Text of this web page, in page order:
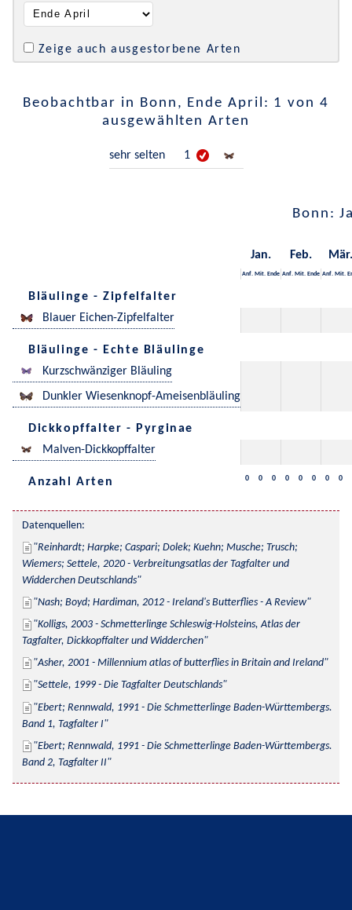
Zeige auch ausgestorbene Arten
Beobachtbar in Bonn, Ende April: 1 von 4
ausgewählten Arten
sehr selten 1
Bonn:
Jan. Feb. Mär.
Anf. Mit. Ende Anf. Mit. Ende Anf. Mit.
Bläulinge - Zipfelfalter
Blauer Eichen-Zipfelfalter
Bläulinge - Echte Bläulinge
Kurzschwänziger Bläuling
Dunkler Wiesenknopf-Ameisenbläuling
Dickkopffalter - Pyrginae
Malven-Dickkopffalter
Anzahl Arten 0 0 0 0 0 0 0 0
Datenquellen:
Reinhardt; Harpke; Caspari; Dolek; Kuehn; Musche; Trusch;
Wiemers; Settele, 2020 - Verbreitungsatlas der Tagfalter und
Widderchen Deutschlands
Nash; Boyd; Hardiman, 2012 - Ireland's Butterflies - A Review
Kolligs, 2003 - Schmetterlinge Schleswig-Holsteins, Atlas der
Tagfalter, Dickkopffalter und Widderchen
Asher, 2001 - Millennium atlas of butterflies in Britain and Ireland
Settele, 1999 - Die Tagfalter Deutschlands
Ebert; Rennwald, 1991 - Die Schmetterlinge Baden-Württembergs.
Band 1, Tagfalter I
Ebert; Rennwald, 1991 - Die Schmetterlinge Baden-Württembergs.
Band 2, Tagfalter II